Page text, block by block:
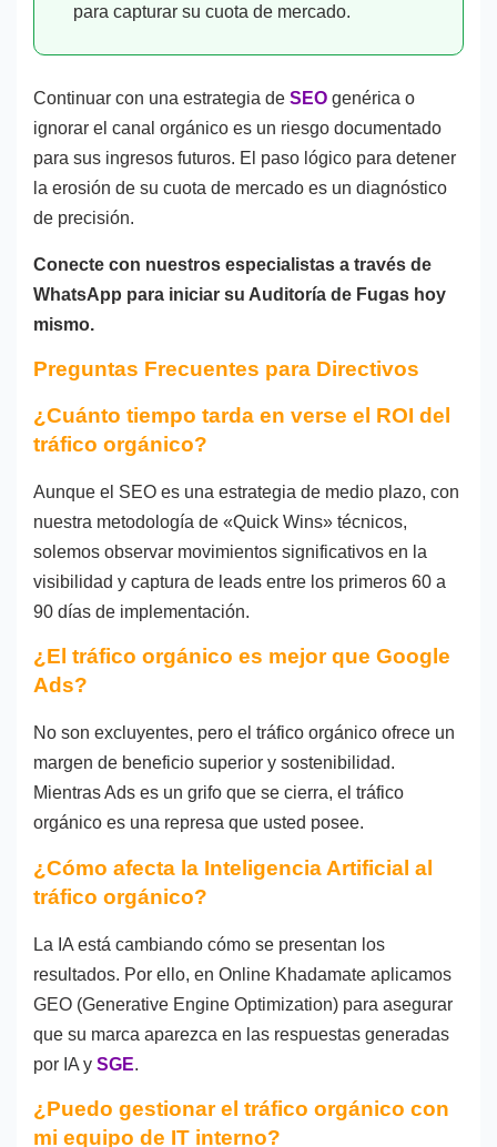
para capturar su cuota de mercado.
Continuar con una estrategia de SEO genérica o
ignorar el canal orgánico es un riesgo documentado
para sus ingresos futuros. El paso lógico para detener
la erosión de su cuota de mercado es un diagnóstico
de precisión.
Conecte con nuestros especialistas a través de
WhatsApp para iniciar su Auditoría de Fugas hoy
mismo.
Preguntas Frecuentes para Directivos
¿Cuánto tiempo tarda en verse el ROI del
tráfico orgánico?
Aunque el SEO es una estrategia de medio plazo, con
nuestra metodología de «Quick Wins» técnicos,
solemos observar movimientos significativos en la
visibilidad y captura de leads entre los primeros 60 a
90 días de implementación.
¿El tráfico orgánico es mejor que Google
Ads?
No son excluyentes, pero el tráfico orgánico ofrece un
margen de beneficio superior y sostenibilidad.
Mientras Ads es un grifo que se cierra, el tráfico
orgánico es una represa que usted posee.
¿Cómo afecta la Inteligencia Artificial al
tráfico orgánico?
La IA está cambiando cómo se presentan los
resultados. Por ello, en Online Khadamate aplicamos
GEO (Generative Engine Optimization) para asegurar
que su marca aparezca en las respuestas generadas
por IA y SGE.
¿Puedo gestionar el tráfico orgánico con
mi equipo de IT interno?